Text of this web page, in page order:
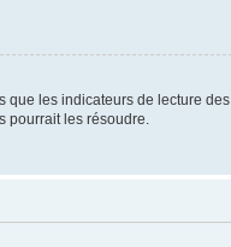
que les indicateurs de lecture des
pourrait les résoudre.